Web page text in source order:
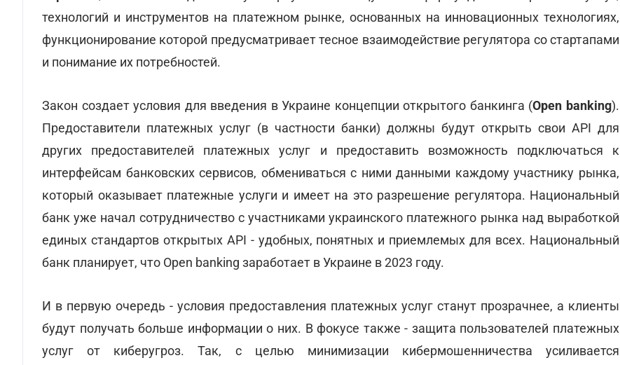
технологий и инструментов на платежном рынке, основанных на инновационных технологиях,
функционирование которой предусматривает тесное взаимодействие регулятора со стартапами
и понимание их потребностей.
Закон создает условия для введения в Украине концепции открытого банкинга (Open banking).
Предоставители платежных услуг (в частности банки) должны будут открыть свои API для
других предоставителей платежных услуг и предоставить возможность подключаться к
интерфейсам банковских сервисов, обмениваться с ними данными каждому участнику рынка,
который оказывает платежные услуги и имеет на это разрешение регулятора. Национальный
банк уже начал сотрудничество с участниками украинского платежного рынка над выработкой
единых стандартов открытых API - удобных, понятных и приемлемых для всех. Национальный
банк планирует, что Open banking заработает в Украине в 2023 году.
И в первую очередь - условия предоставления платежных услуг станут прозрачнее, а клиенты
будут получать больше информации о них. В фокусе также - защита пользователей платежных
услуг от киберугроз. Так, с целью минимизации кибермошенничества усиливается